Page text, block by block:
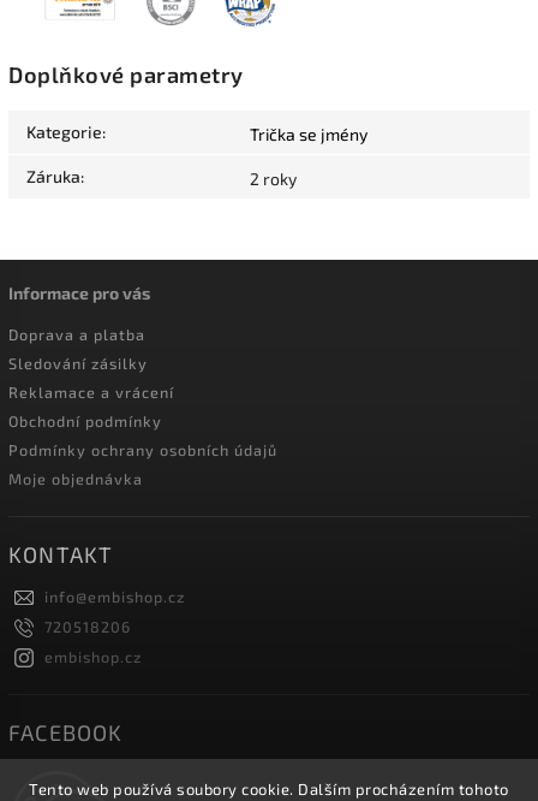
Tento web používá soubory cookie. Dalším procházením tohoto
Doplňkové parametry
Kategorie: Trička se jmény
Záruka: 2 roky
Informace pro vás
Doprava a platba
Sledování zásilky
Reklamace a vrácení
Obchodní podmínky
Podmínky ochrany osobních údajů
Moje objednávka
KONTAKT
info@embishop.cz
720518206
embishop.cz
FACEBOOK